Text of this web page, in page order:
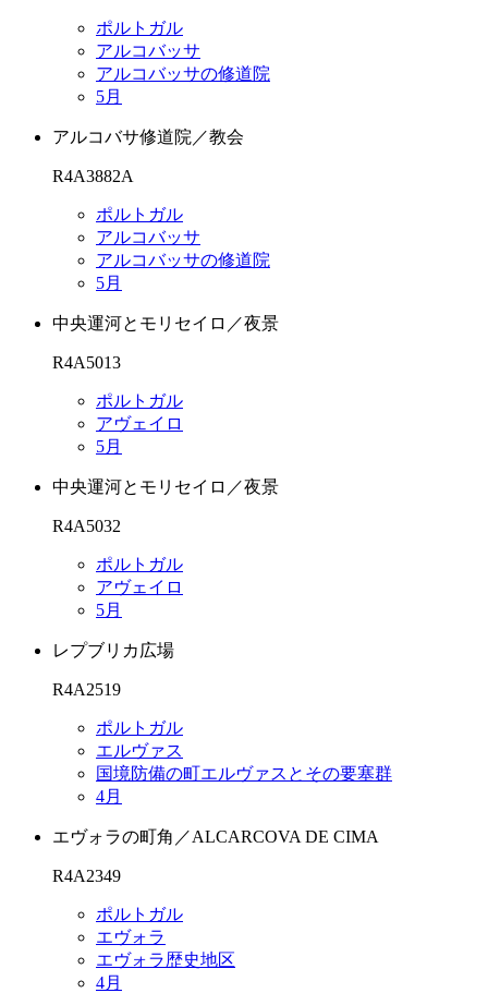
ポルトガル
アルコバッサ
アルコバッサの修道院
5月
アルコバサ修道院／教会
R4A3882A
ポルトガル
アルコバッサ
アルコバッサの修道院
5月
中央運河とモリセイロ／夜景
R4A5013
ポルトガル
アヴェイロ
5月
中央運河とモリセイロ／夜景
R4A5032
ポルトガル
アヴェイロ
5月
レプブリカ広場
R4A2519
ポルトガル
エルヴァス
国境防備の町エルヴァスとその要塞群
4月
エヴォラの町角／ALCARCOVA DE CIMA
R4A2349
ポルトガル
エヴォラ
エヴォラ歴史地区
4月